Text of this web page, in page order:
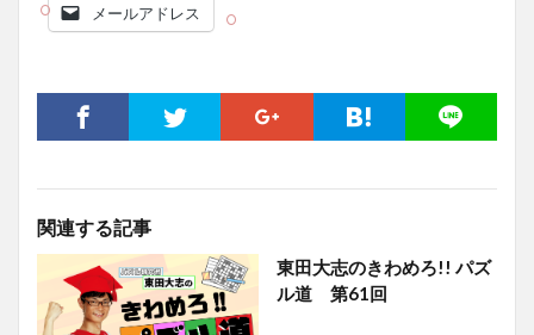
メールアドレス
関連する記事
東田大志のきわめろ!! パズ
ル道 第61回